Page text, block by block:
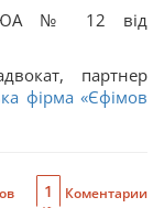
№ 12 від
партнер
фірма «Єфімов
1 Коментарии